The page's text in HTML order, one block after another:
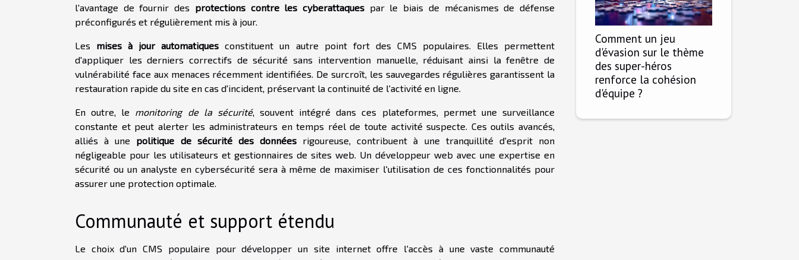
l'avantage de fournir des protections contre les cyberattaques par le biais de mécanismes de défense
préconfigurés et régulièrement mis à jour.
Les mises à jour automatiques constituent un autre point fort des CMS populaires. Elles permettent
d'appliquer les derniers correctifs de sécurité sans intervention manuelle, réduisant ainsi la fenêtre de
vulnérabilité face aux menaces récemment identifiées. De surcroît, les sauvegardes régulières garantissent la
restauration rapide du site en cas d'incident, préservant la continuité de l'activité en ligne.
En outre, le monitoring de la sécurité, souvent intégré dans ces plateformes, permet une surveillance
constante et peut alerter les administrateurs en temps réel de toute activité suspecte. Ces outils avancés,
alliés à une politique de sécurité des données rigoureuse, contribuent à une tranquillité d'esprit non
négligeable pour les utilisateurs et gestionnaires de sites web. Un développeur web avec une expertise en
sécurité ou un analyste en cybersécurité sera à même de maximiser l'utilisation de ces fonctionnalités pour
assurer une protection optimale.
Communauté et support étendu
Le choix d'un CMS populaire pour développer un site internet offre l'accès à une vaste communauté
Comment un jeu
d'évasion sur le thème
des super-héros
renforce la cohésion
d'équipe ?